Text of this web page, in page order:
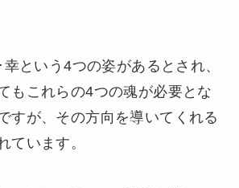
という4つの姿があるとされ、
もこれらの4つの魂が必要とな
すが、その方向を導いてくれる
ています。